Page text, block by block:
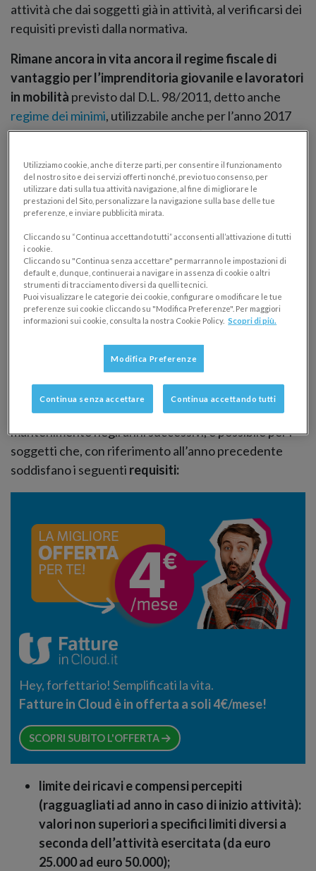
attività che dai soggetti già in attività, al verificarsi dei
requisiti previsti dalla normativa.
Rimane ancora in vita ancora il regime fiscale di
vantaggio per l’imprenditoria giovanile e lavoratori
in mobilità previsto dal D.L. 98/2011, detto anche
regime dei minimi, utilizzabile anche per l’anno 2017
da parte dei soggetti già in attività (per le nuove
aderito entro il 31.12.2015 e applicabile nel rispetto
dei requisiti previsti fino alla sua scadenza naturale.
Tale regime può essere adottato
per il periodo d’imposta in cui è iniziata l’attività e
i quattro successivi;
anche oltre il quarto anno successivo fino al
compimento del trentacinquesimo anno di età
del contribuente minimo.
Regime forfettario 2017: i
requisiti in breve
accesso al regime forfettario, nonché il suo
mantenimento negli anni successivi, è possibile per i
soggetti che, con riferimento all’anno precedente
soddisfano i seguenti requisiti:
Hey, forfettario! Semplificati la vita.
Fatture in Cloud è in offerta a soli 4€/mese!
SCOPRI SUBITO L'OFFERTA
limite dei ricavi e compensi percepiti
(ragguagliati ad anno in caso di inizio attività):
valori non superiori a specifici limiti diversi a
seconda dell’attività esercitata (da euro
25.000 ad euro 50.000);
Utilizziamo cookie, anche di terze parti, per consentire il funzionamento
del nostro sito e dei servizi offerti nonché, previo tuo consenso, per
utilizzare dati sulla tua attività navigazione, al fine di migliorare le
prestazioni del Sito, personalizzare la navigazione sulla base delle tue
preferenze, e inviare pubblicità mirata.
Cliccando su “Continua accettando tutti” acconsenti all’attivazione di tutti
i cookie.
Cliccando su "Continua senza accettare" permarranno le impostazioni di
default e, dunque, continuerai a navigare in assenza di cookie o altri
strumenti di tracciamento diversi da quelli tecnici.
Puoi visualizzare le categorie dei cookie, configurare o modificare le tue
preferenze sui cookie cliccando su "Modifica Preferenze". Per maggiori
informazioni sui cookie, consulta la nostra Cookie Policy. Scopri di più.
Modifica Preferenze
Continua senza accettare Continua accettando tutti